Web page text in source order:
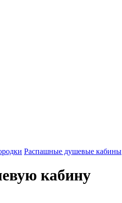
Распашные душевые кабины
кабину